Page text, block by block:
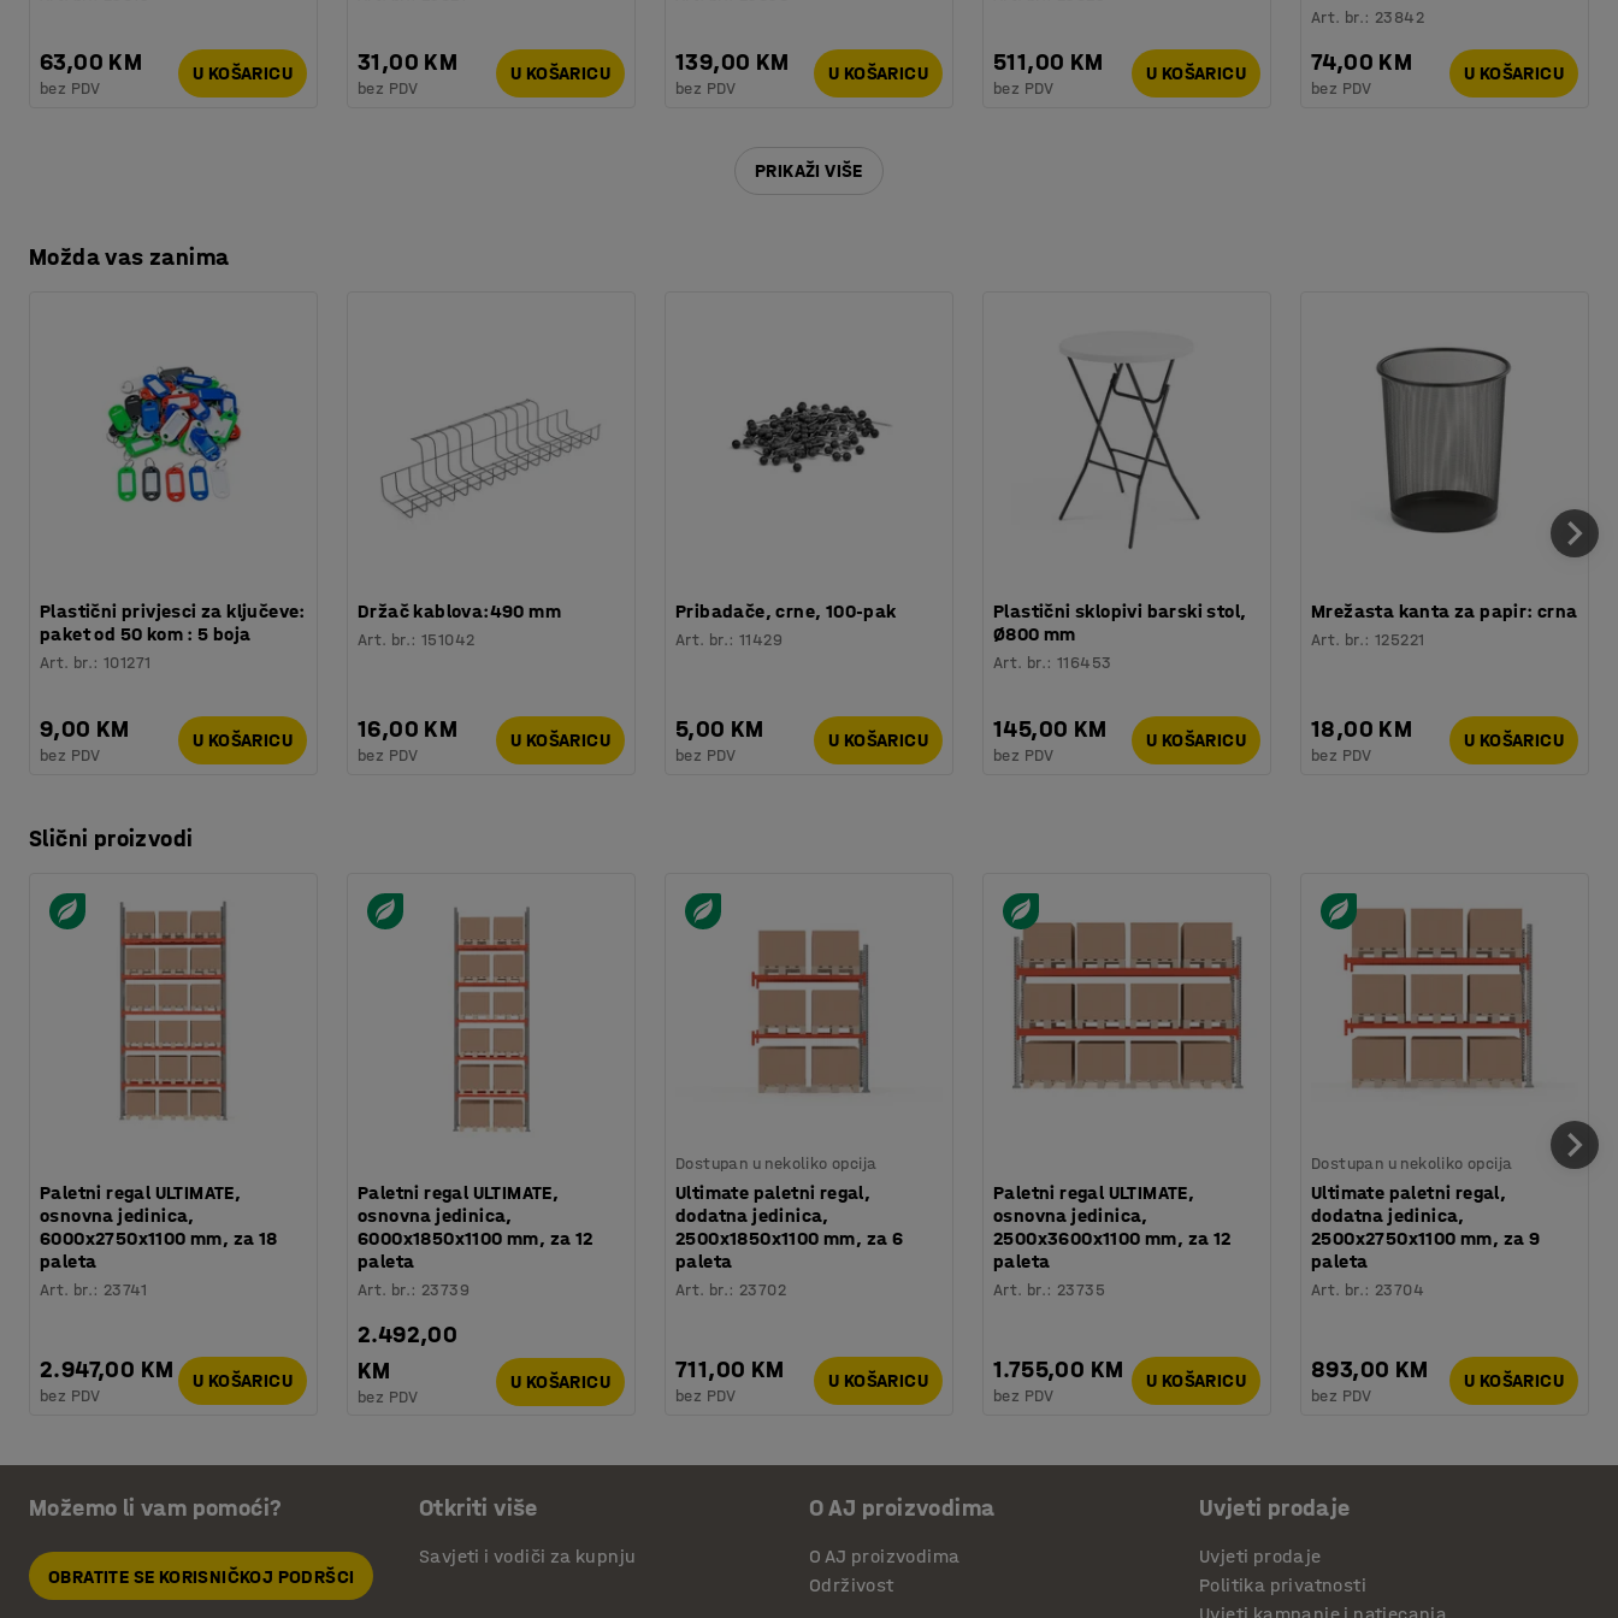
63,00 KM
bez PDV
U KOŠARICU 31,00 KM
bez PDV
U KOŠARICU 139,00 KM
bez PDV
U KOŠARICU 511,00 KM
bez PDV
U KOŠARICU
Art. br.: 23842
74,00 KM
bez PDV
U KOŠARICU
PRIKAŽI VIŠE
Možda vas zanima
Plastični privjesci za ključeve:
paket od 50 kom : 5 boja
Art. br.:101271
9,00 KM
bez PDV
U KOŠARICU
Držač kablova:490 mm
Art. br.:151042
16,00 KM
bez PDV
U KOŠARICU
Pribadače, crne, 100-pak
Art. br.:11429
5,00 KM
bez PDV
U KOŠARICU
Plastični sklopivi barski stol,
Ø800 mm
Art. br.:116453
145,00 KM
bez PDV
U KOŠARICU
Mrežasta kanta za papir: crna
Art. br.:125221
18,00 KM
bez PDV
U KOŠARICU
Slični proizvodi
Paletni regal ULTIMATE,
osnovna jedinica,
6000x2750x1100 mm, za 18
paleta
Art. br.: 23741
2.947,00 KM
bez PDV
U KOŠARICU
Paletni regal ULTIMATE,
osnovna jedinica,
6000x1850x1100 mm, za 12
paleta
Art. br.: 23739
2.492,00
KM
bez PDV
U KOŠARICU
Dostupan u nekoliko opcija
Ultimate paletni regal,
dodatna jedinica,
2500x1850x1100 mm, za 6
paleta
Art. br.: 23702
711,00 KM
bez PDV
U KOŠARICU
Paletni regal ULTIMATE,
osnovna jedinica,
2500x3600x1100 mm, za 12
paleta
Art. br.: 23735
1.755,00 KM
bez PDV
U KOŠARICU
Dostupan u nekoliko opcija
Ultimate paletni regal,
dodatna jedinica,
2500x2750x1100 mm, za 9
paleta
Art. br.: 23704
893,00 KM
bez PDV
U KOŠARICU
Možemo li vam pomoći?
OBRATITE SE KORISNIČKOJ PODRŠCI
Otkriti više
Savjeti i vodiči za kupnju
O AJ proizvodima
O AJ proizvodima
Održivost
Uvjeti prodaje
Uvjeti prodaje
Politika privatnosti